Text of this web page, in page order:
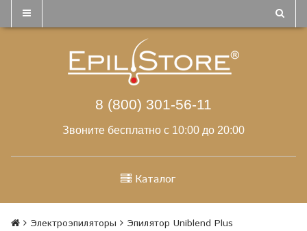
8 (800) 301-56-11
Звоните бесплатно с 10:00 до 20:00
Каталог
Электроэпиляторы Эпилятор Uniblend Plus